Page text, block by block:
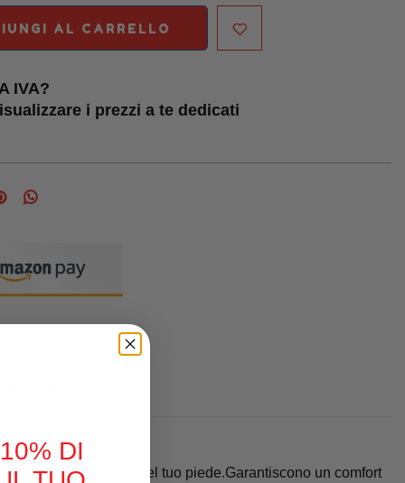
AL CARRELLO
IVA?
i prezzi a te dedicati
tagliare a misura del tuo piede.Garantiscono un comfort
DI